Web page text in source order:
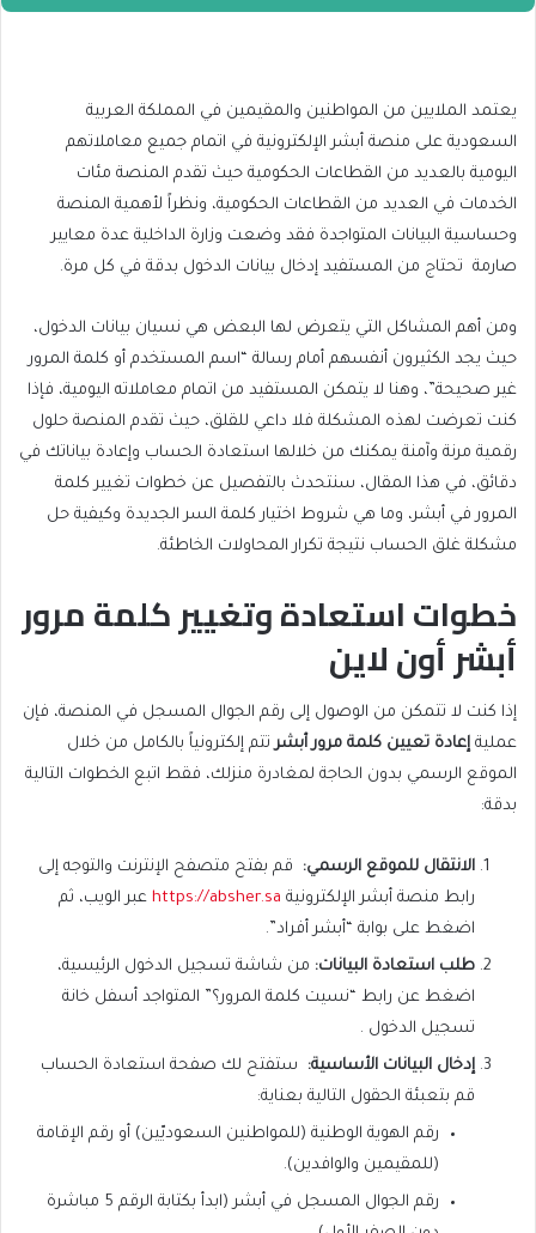
يعتمد الملايين من المواطنين والمقيمين في المملكة العربية
السعودية على منصة أبشر الإلكترونية في اتمام جميع معاملاتهم
اليومية بالعديد من القطاعات الحكومية حيث تقدم المنصة مئات
الخدمات في العديد من القطاعات الحكومية، ونظراً لأهمية المنصة
وحساسية البيانات المتواجدة فقد وضعت وزارة الداخلية عدة معايير
صارمة تحتاج من المستفيد إدخال بيانات الدخول بدقة في كل مرة.
ومن أهم المشاكل التي يتعرض لها البعض هي نسيان بيانات الدخول،
حيث يجد الكثيرون أنفسهم أمام رسالة “اسم المستخدم أو كلمة المرور
غير صحيحة”، وهنا لا يتمكن المستفيد من اتمام معاملاته اليومية، فإذا
كنت تعرضت لهذه المشكلة فلا داعي للقلق، حيث تقدم المنصة حلول
رقمية مرنة وآمنة يمكنك من خلالها استعادة الحساب وإعادة بياناتك في
دقائق، في هذا المقال، سنتحدث بالتفصيل عن خطوات تغيير كلمة
المرور في أبشر، وما هي شروط اختيار كلمة السر الجديدة وكيفية حل
مشكلة غلق الحساب نتيجة تكرار المحاولات الخاطئة.
خطوات استعادة وتغيير كلمة مرور
أبشر أون لاين
إذا كنت لا تتمكن من الوصول إلى رقم الجوال المسجل في المنصة، فإن
عملية إعادة تعيين كلمة مرور أبشر تتم إلكترونياً بالكامل من خلال
الموقع الرسمي بدون الحاجة لمغادرة منزلك، فقط اتبع الخطوات التالية
بدقة:
الانتقال للموقع الرسمي: قم بفتح متصفح الإنترنت والتوجه إلى
رابط منصة أبشر الإلكترونية https://absher.sa عبر الويب، ثم
اضغط على بوابة “أبشر أفراد”.
طلب استعادة البيانات: من شاشة تسجيل الدخول الرئيسية،
اضغط عن رابط “نسيت كلمة المرور؟” المتواجد أسفل خانة
تسجيل الدخول .
إدخال البيانات الأساسية: ستفتح لك صفحة استعادة الحساب
قم بتعبئة الحقول التالية بعناية:
رقم الهوية الوطنية (للمواطنين السعوديّين) أو رقم الإقامة
(للمقيمين والوافدين).
رقم الجوال المسجل في أبشر (ابدأ بكتابة الرقم 5 مباشرة